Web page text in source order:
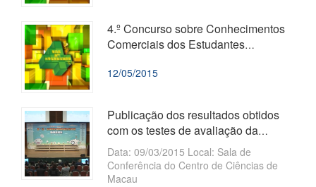
4.º Concurso sobre Conhecimentos
Comerciais dos Estudantes
12/05/2015
Publicação dos resultados obtidos
com os testes de avaliação da
capacidade auditiva e linguística a ...
​Data: 09/03/2015 Local: Sala de
Conferência do Centro de Ciências de
Macau